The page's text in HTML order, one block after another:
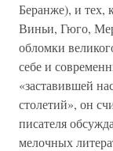
Беранже), и тех,
Виньи, Гюго,
обломки
себе и
«заставившей
столетий», он
писателя
мелочных